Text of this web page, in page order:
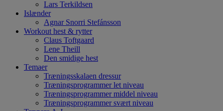
Lars Terkildsen
Islænder
Agnar Snorri Stefánsson
Workout hest & rytter
Claus Toftgaard
Lene Theill
Den smidige hest
Temaer
Træningsskalaen dressur
Træningsprogrammer let niveau
Træningsprogrammer middel niveau
Træningsprogrammer svært niveau